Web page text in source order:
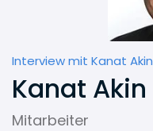
Interview mit Kanat Akin
Kanat Akin
Mitarbeiter